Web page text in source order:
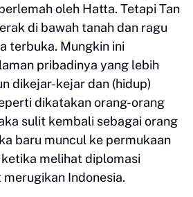
oleh Hatta. Tetapi Tan
di bawah tanah dan ragu
terbuka. Mungkin ini
pribadinya yang lebih
dikejar-kejar dan (hidup)
dikatakan orang-orang
sulit kembali sebagai orang
baru muncul ke permukaan
ketika melihat diplomasi
Indonesia.